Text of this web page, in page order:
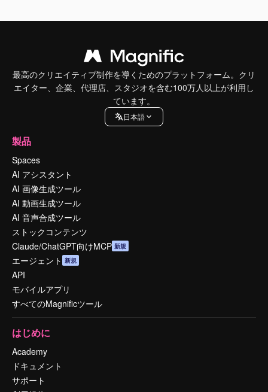
最高のクリエイティブ制作を導くためのプラットフォーム。クリ
エイター、企業、代理店、スタジオを含む100万人以上が利用し
ています。
日本語
製品
Spaces
AI アシスタント
AI 画像生成ツール
AI 動画生成ツール
AI 音声合成ツール
ストックコンテンツ
Claude/ChatGPT向けMCP 新規
エージェント 新規
API
モバイルアプリ
すべてのMagnificツール
はじめに
Academy
ドキュメント
サポート